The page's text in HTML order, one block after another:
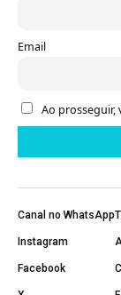
Email
Ao prosseguir,
Canal no WhatsApp
Instagram
Facebook